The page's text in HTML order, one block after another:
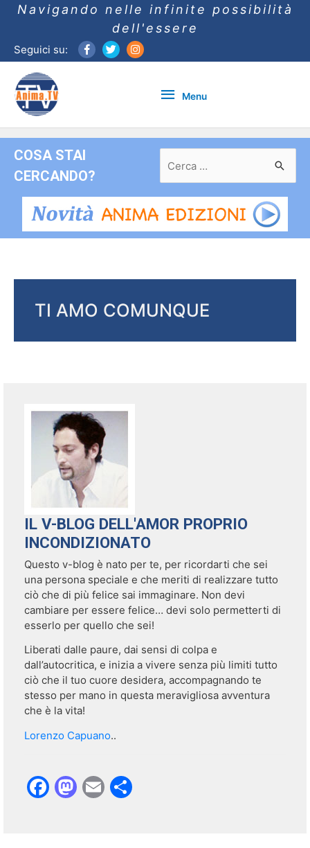
Navigando nelle infinite possibilità
dell'essere
Seguici su:
Menu
Menu
COSA STAI
CERCANDO?
per:
TI AMO COMUNQUE
IL V-BLOG DELL'AMOR PROPRIO
INCONDIZIONATO
Questo v-blog è nato per te, per ricordarti che sei
una persona speciale e che meriti di realizzare tutto
ciò che di più felice sai immaginare. Non devi
cambiare per essere felice… devi solo permetterti di
esserlo per quello che sei!
Liberati dalle paure, dai sensi di colpa e
dall’autocritica, e inizia a vivere senza più limiti tutto
ciò che il tuo cuore desidera, accompagnando te
stesso per mano in questa meravigliosa avventura
che è la vita!
Lorenzo Capuano..
Facebook
Mastodon
Email